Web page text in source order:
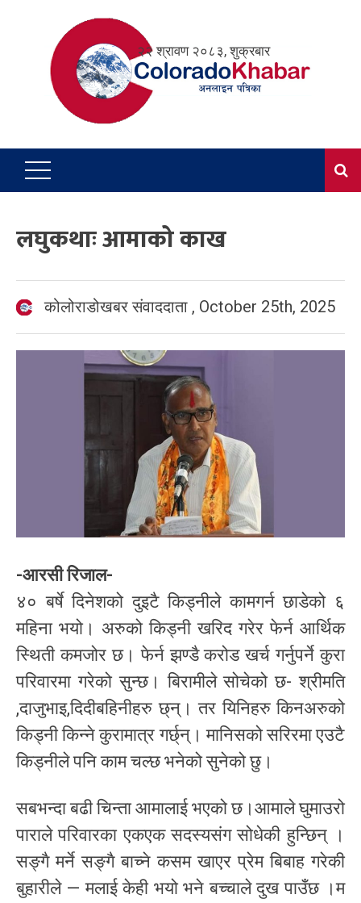
२२ श्रावण २०८३, शुक्रबार
लघुकथाः आमाको काख
कोलोराडोखबर संवाददाता , October 25th, 2025
-आरसी रिजाल-
४० बर्षे दिनेशको दुइटै किड्नीले कामगर्न छाडेको ६
महिना भयो। अरुको किड्नी खरिद गरेर फेर्न आर्थिक
स्थिती कमजोर छ। फेर्न झण्डै करोड खर्च गर्नुपर्ने कुरा
परिवारमा गरेको सुन्छ। बिरामीले सोचेको छ- श्रीमति
,दाजुभाइ,दिदीबहिनीहरु छ्न्। तर यिनिहरु किनअरुको
किड्नी किन्ने कुरामात्र गर्छ्न्। मानिसको सरिरमा एउटै
किड्नीले पनि काम चल्छ भनेको सुनेको छु।
सबभन्दा बढी चिन्ता आमालाई भएको छ।आमाले घुमाउरो
पाराले परिवारका एकएक सदस्यसंग सोधेकी हुन्छिन् ।
सङ्गै मर्ने सङ्गै बाच्ने कसम खाएर प्रेम बिबाह गरेकी
बुहारीले — मलाई केही भयो भने बच्चाले दुख पाउँछ ।म